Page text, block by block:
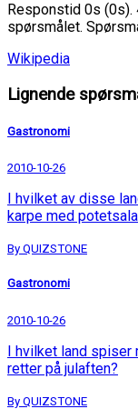
Responstid 0s
spørsmålet.
Wikipedia
Lignende
Gastronomi
2010-10-26
I hvilket av disse
karpe med
By QUIZSTONE
Gastronomi
2010-10-26
I hvilket land
retter på julaften?
By QUIZSTONE